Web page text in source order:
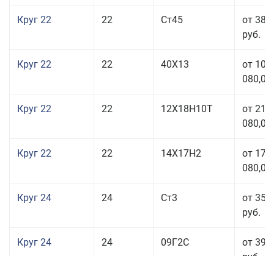
Круг 22 22 Ст45
от 38
руб.
Круг 22 22 40Х13
от 103
080,00
Круг 22 22 12Х18Н10Т
от 210
080,00
Круг 22 22 14Х17Н2
от 175
080,00
Круг 24 24 Ст3
от 35
руб.
Круг 24 24 09Г2С
от 39